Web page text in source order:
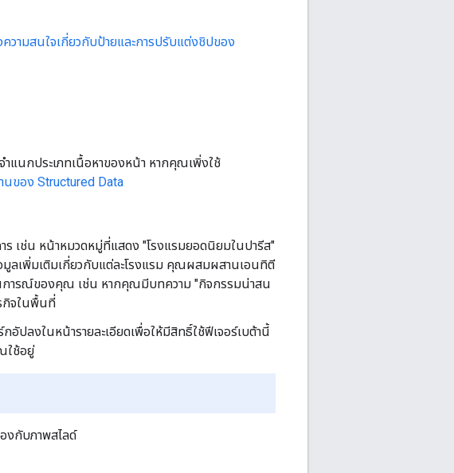
วามสนใจเกี่ยวกับป้ายและการปรับแต่งชิปของ
แนกประเภทเนื้อหาของหน้า หากคุณเพิ่งใช้
นของ Structured Data
เช่น หน้าหมวดหมู่ที่แสดง "โรงแรมยอดนิยมในปารีส"
มูลเพิ่มเติมเกี่ยวกับแต่ละโรงแรม คุณผสมผสานเอนทิตี
นการณ์ของคุณ เช่น หากคุณมีบทความ "กิจกรรมน่าสน
กิจในพื้นที่
ปลงในหน้ารายละเอียดเพื่อให้มีสิทธิ์ใช้ฟีเจอร์เบต้านี้
ใช้อยู่
งกับภาพสไลด์